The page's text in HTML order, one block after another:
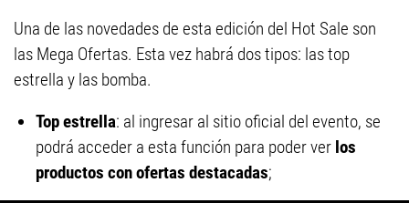
Una de las novedades de esta edición del Hot Sale son
las Mega Ofertas. Esta vez habrá dos tipos: las top
estrella y las bomba.
Top estrella: al ingresar al sitio oficial del evento, se
podrá acceder a esta función para poder ver los
productos con ofertas destacadas;